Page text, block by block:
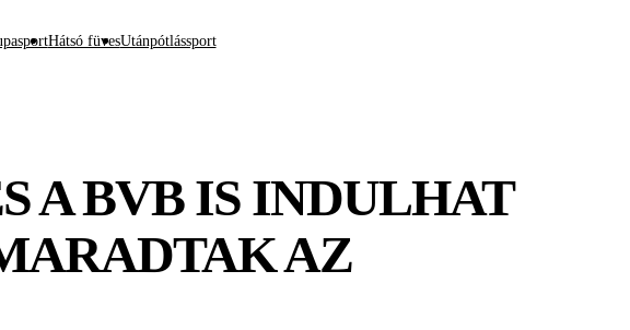
Hátsó füvesUtánpótlássport
A BVB IS INDULHAT
AZ